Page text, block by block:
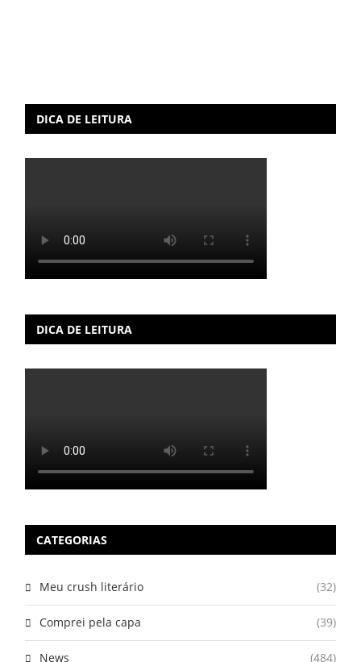
DICA DE LEITURA
DICA DE LEITURA
CATEGORIAS
Meu crush literário (32)
Comprei pela capa (39)
News (484)